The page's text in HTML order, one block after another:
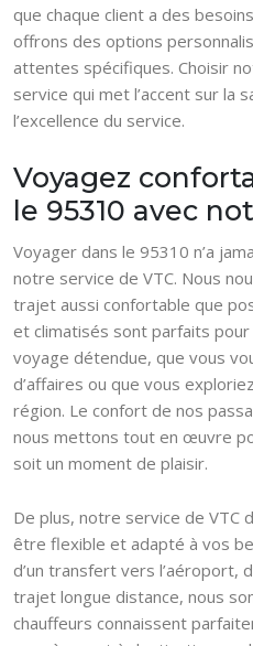
que chaque client a des
offrons des options
attentes spécifiques. Choisir
service qui met l’accent sur la
l’excellence du service.
Voyagez
le 95310 avec
Voyager dans le 95310 n’a
notre service de VTC. Nous
trajet aussi confortable que
et climatisés sont parfaits
voyage détendue, que vous
d’affaires ou que vous
région. Le confort de nos
nous mettons tout en œuvre
soit un moment de plaisir.
De plus, notre service de VTC
être flexible et adapté à vos
d’un transfert vers l’aéroport,
trajet longue distance, nous
chauffeurs connaissent